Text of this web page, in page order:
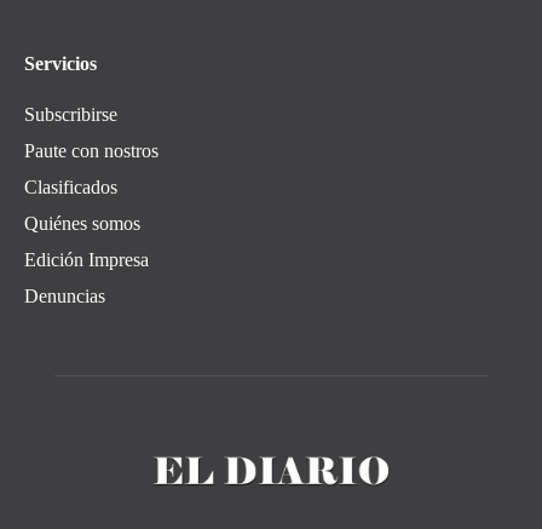
Servicios
Subscribirse
Paute con nostros
Clasificados
Quiénes somos
Edición Impresa
Denuncias